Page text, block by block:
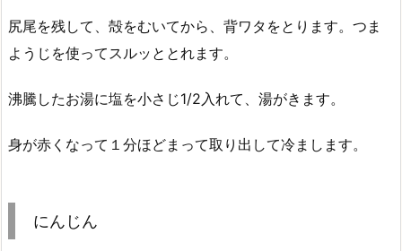
尻尾を残して、殻をむいてから、背ワタをとります。つま
ようじを使ってスルッととれます。
沸騰したお湯に塩を小さじ1/2入れて、湯がきます。
身が赤くなって１分ほどまって取り出して冷まします。
にんじん